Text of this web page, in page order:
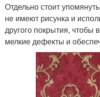
Отдельно стоит
не имеют рисунка и
другого покрытия, чтобы
мелкие дефекты и